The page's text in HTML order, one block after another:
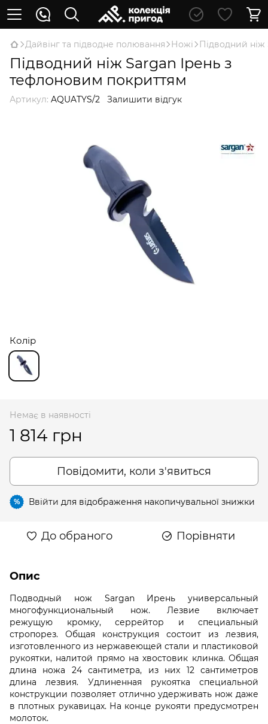
Дайвінг та підводне полювання Ножі Підводний ніж
Підводний ніж Sargan Ірень з
тефлоновим покриттям
Артикул: AQUATYS/2 Залишити відгук
Колір
Немає в наявності
1 814 грн
Повідомити, коли з'явиться
% Ввійти для відображення накопичувальної знижки
До обраного Порівняти
Опис
Подводный нож Sargan Ирень универсальный
многофункциональный нож. Лезвие включает
режущую кромку, серрейтор и специальный
стропорез. Общая конструкция состоит из лезвия,
изготовленного из нержавеющей стали и пластиковой
рукоятки, налитой прямо на хвостовик клинка. Общая
длина ножа 24 сантиметра, из них 12 сантиметров
длина лезвия. Удлиненная рукоятка специальной
конструкции позволяет отлично удерживать нож даже
в плотных рукавицах. На конце рукояти предусмотрен
молоток.